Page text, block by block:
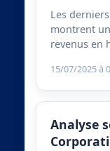
Les
montrent
revenus en
15/07/2025 à
Analyse